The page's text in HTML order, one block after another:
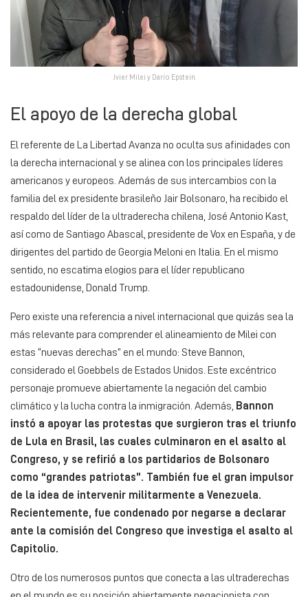
Jvier Milei y Darío Epstein.
El apoyo de la derecha global
El referente de La Libertad Avanza no oculta sus afinidades con
la derecha internacional y se alinea con los principales líderes
americanos y europeos. Además de sus intercambios con la
familia del ex presidente brasileño Jair Bolsonaro, ha recibido el
respaldo del líder de la ultraderecha chilena, José Antonio Kast,
así como de Santiago Abascal, presidente de Vox en España, y de
dirigentes del partido de Georgia Meloni en Italia. En el mismo
sentido, no escatima elogios para el líder republicano
estadounidense, Donald Trump.
Pero existe una referencia a nivel internacional que quizás sea la
más relevante para comprender el alineamiento de Milei con
estas “nuevas derechas” en el mundo: Steve Bannon,
considerado el Goebbels de Estados Unidos. Este excéntrico
personaje promueve abiertamente la negación del cambio
climático y la lucha contra la inmigración. Además,
Bannon
instó a apoyar las protestas que surgieron tras el triunfo
de Lula en Brasil, las cuales culminaron en el asalto al
Congreso, y se refirió a los partidarios de Bolsonaro
como “grandes patriotas”. También fue el gran impulsor
de la idea de intervenir militarmente a Venezuela.
Recientemente, fue condenado por negarse a declarar
ante la comisión del Congreso que investiga el asalto al
Capitolio.
Otro de los numerosos puntos que conecta a las ultraderechas